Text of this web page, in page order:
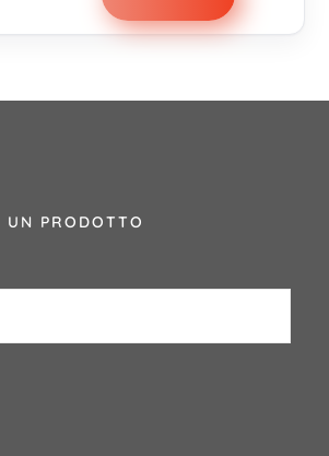
UN PRODOTTO